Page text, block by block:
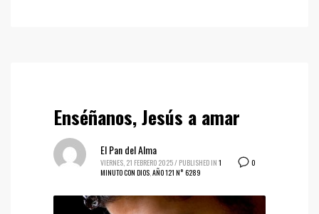
Enséñanos, Jesús a amar
0
El Pan del Alma
VIERNES, 21 FEBRERO 2025/ PUBLISHED IN 1
MINUTO CON DIOS,AÑO 121 N° 6289